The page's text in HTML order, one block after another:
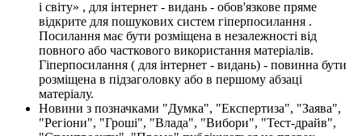
і світу» , для інтернет - видань - обов'язкове пряме
відкрите для пошукових систем гіперпосилання .
Посилання має бути розміщена в незалежності від
повного або часткового використання матеріалів.
Гіперпосилання ( для інтернет - видань) - повинна бути
розміщена в підзаголовку або в першому абзаці
матеріалу.
Новини з позначками "Думка", "Експертиза", "Заява",
"Регіони", "Гроші", "Влада", "Вибори", "Тест-драйв",